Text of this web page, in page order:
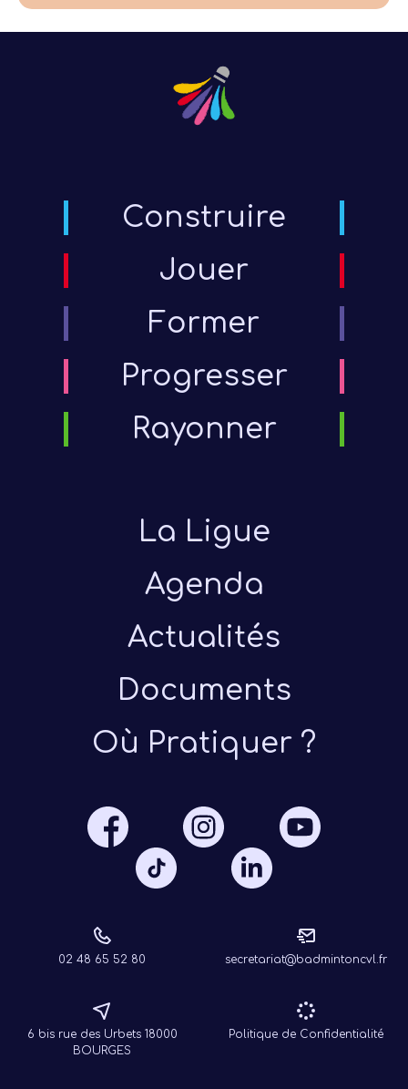
Construire
Jouer
Former
Progresser
Rayonner
La Ligue
Agenda
Actualités
Documents
Où Pratiquer ?
02 48 65 52 80 secretariat@badmintoncvl.fr
6 bis rue des Urbets 18000
BOURGES
Politique de Confidentialité